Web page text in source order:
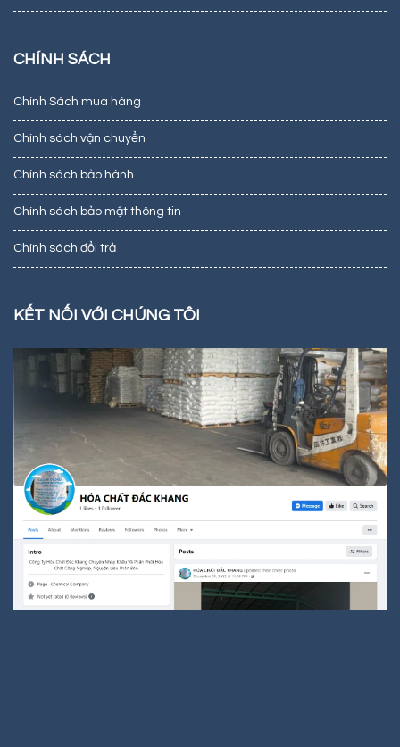
CHÍNH SÁCH
Chính Sách mua hàng
Chính sách vận chuyển
Chính sách bảo hành
Chính sách bảo mật thông tin
Chính sách đổi trả
KẾT NỐI VỚI CHÚNG TÔI